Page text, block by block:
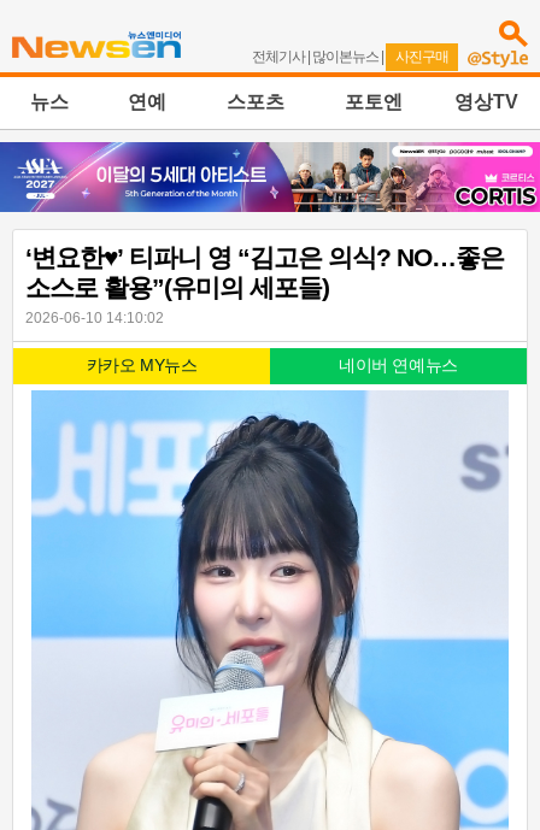
전체기사| 많이본뉴스 | 사진구매
뉴스 연예 스포츠 포토엔 영상TV
‘변요한♥’ 티파니 영 “김고은 의식? NO…좋은
소스로 활용”(유미의 세포들)
2026-06-10 14:10:02
카카오 MY뉴스 네이버 연예뉴스